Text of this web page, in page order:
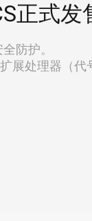
正式发
防护。
处理器（代